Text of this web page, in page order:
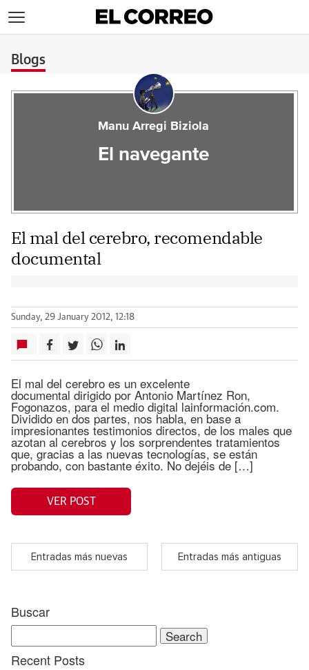
Blogs
Manu Arregi Biziola
El navegante
El mal del cerebro, recomendable
documental
Sunday, 29 January 2012, 12:18
El mal del cerebro es un excelente
documental dirigido por Antonio Martínez Ron,
Fogonazos, para el medio digital lainformación.com.
Dividido en dos partes, nos habla, en base a
impresionantes testimonios directos, de los males que
azotan al cerebros y los sorprendentes tratamientos
que, gracias a las nuevas tecnologías, se están
probando, con bastante éxito. No dejéis de […]
VER POST
Entradas más nuevas Entradas más antiguas
Buscar
Search
for:
Recent Posts